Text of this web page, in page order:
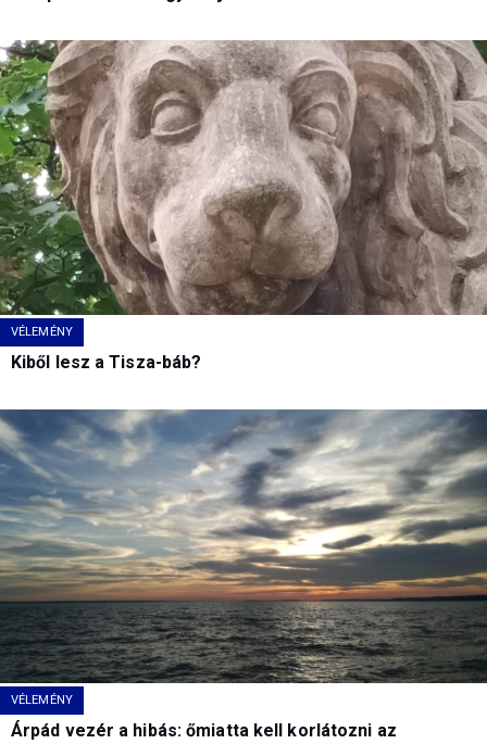
VÉLEMÉNY
Kiből lesz a Tisza-báb?
VÉLEMÉNY
Árpád vezér a hibás: őmiatta kell korlátozni az